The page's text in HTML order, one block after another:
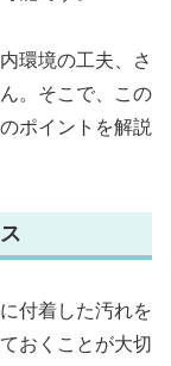
環境の工夫、さ
。そこで、この
ポイントを解説
付着した汚れを
おくことが大切